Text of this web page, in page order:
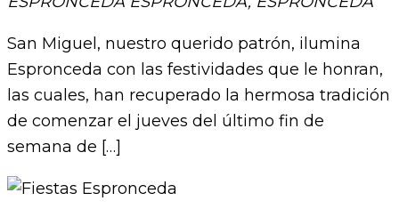
San Miguel, nuestro querido patrón, ilumina
Espronceda con las festividades que le honran,
las cuales, han recuperado la hermosa tradición
de comenzar el jueves del último fin de
semana de […]